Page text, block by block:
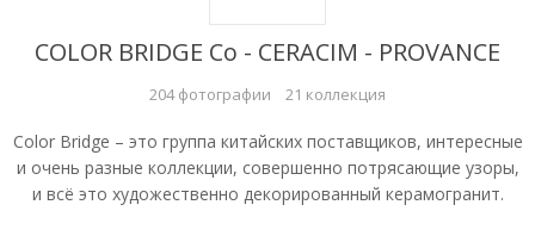
COLOR BRIDGE Co - CERACIM - PROVANCE
204 фотографии 21 коллекция
Color Bridge – это группа китайских поставщиков, интересные
и очень разные коллекции, совершенно потрясающие узоры,
и всё это художественно декорированный керамогранит.